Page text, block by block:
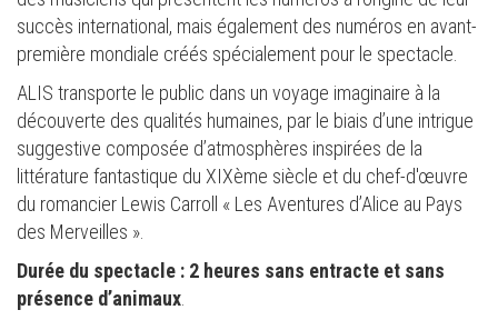
succès international, mais également des numéros en avant-
première mondiale créés spécialement pour le spectacle.
ALIS transporte le public dans un voyage imaginaire à la
découverte des qualités humaines, par le biais d’une intrigue
suggestive composée d’atmosphères inspirées de la
littérature fantastique du XIXème siècle et du chef-d'œuvre
du romancier Lewis Carroll « Les Aventures d’Alice au Pays
des Merveilles ».
Durée du spectacle : 2 heures sans entracte et sans
présence d’animaux.